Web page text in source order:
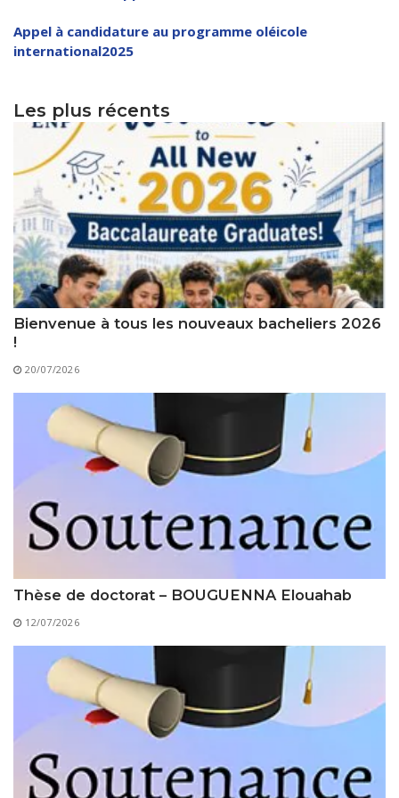
Programmes Pédagogiques
Diplômes
Imprimés des œuvres Sociales
Imprimes de post graduation
Charte de Déontologie et D’éthique Universitaires
Appel à candidature au programme oléicole
international2025
Les plus récents
Bienvenue à tous les nouveaux bacheliers 2026
!
20/07/2026
Thèse de doctorat – BOUGUENNA Elouahab
12/07/2026